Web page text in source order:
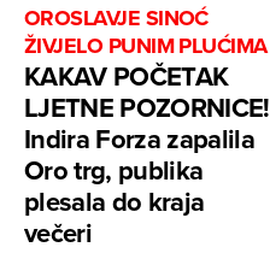
OROSLAVJE SINOĆ
ŽIVJELO PUNIM PLUĆIMA
KAKAV POČETAK
LJETNE POZORNICE!
Indira Forza zapalila
Oro trg, publika
plesala do kraja
večeri